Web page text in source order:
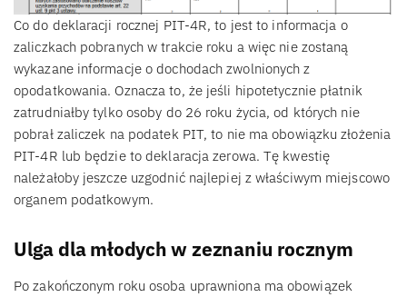
Co do deklaracji rocznej PIT-4R, to jest to informacja o
zaliczkach pobranych w trakcie roku a więc nie zostaną
wykazane informacje o dochodach zwolnionych z
opodatkowania. Oznacza to, że jeśli hipotetycznie płatnik
zatrudniałby tylko osoby do 26 roku życia, od których nie
pobrał zaliczek na podatek PIT, to nie ma obowiązku złożenia
PIT-4R lub będzie to deklaracja zerowa. Tę kwestię
należałoby jeszcze uzgodnić najlepiej z właściwym miejscowo
organem podatkowym.
Ulga dla młodych w zeznaniu rocznym
Po zakończonym roku osoba uprawniona ma obowiązek